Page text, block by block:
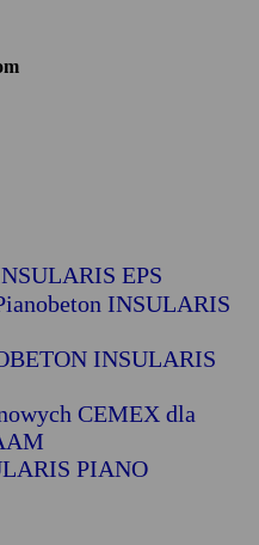
EPS
INSULARIS
INSULARIS
CEMEX dla
PIANO